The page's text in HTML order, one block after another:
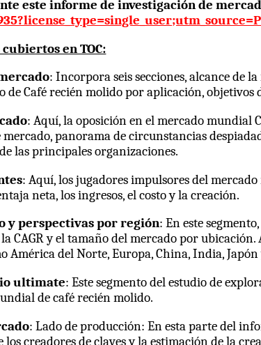
este informe de investigación de
en TOC:
: Incorpora seis secciones, alcance de
de Café recién molido por aplicación, objetivos
: Aquí, la oposición en el mercado mundial
panorama de circunstancias
las principales organizaciones.
: Aquí, los jugadores impulsores del
neta, los ingresos, el costo y la creación.
y perspectivas por región: En este
CAGR y el tamaño del mercado por
América del Norte, Europa, China, India,
ultimate: Este segmento del estudio de
de café recién molido.
: Lado de producción: En esta parte del
los creadores de claves y la estimación de la